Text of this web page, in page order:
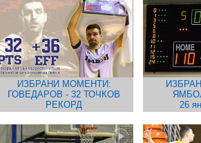
ИЗБРАНИ МОМЕНТИ:
ГОВЕДАРОВ - 32 ТОЧКОВ
РЕКОРД
26